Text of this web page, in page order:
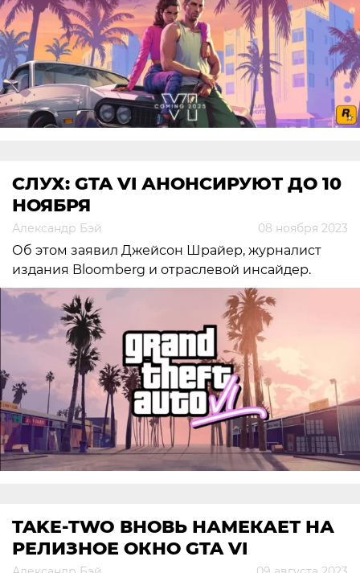
СЛУХ: GTA VI АНОНСИРУЮТ ДО 10
НОЯБРЯ
Александр Бэй 08 ноября 2023
Об этом заявил Джейсон Шрайер, журналист
издания Bloomberg и отраслевой инсайдер.
TAKE-TWO ВНОВЬ НАМЕКАЕТ НА
РЕЛИЗНОЕ ОКНО GTA VI